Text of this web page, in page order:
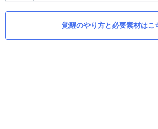
覚醒のやり方と必要素材はこ